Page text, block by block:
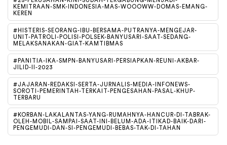
KEMITRAAN-SMK-INDONESIA-MAS-WOOOWW-DOMAS-EMANG-
KEREN
#HISTERIS-SEORANG-IBU-BERSAMA-PUTRANYA-MENGEJAR-
UNIT-PATROLI-POLISI-POLSEK-BANYUSARI-SAAT-SEDANG-
MELAKSANAKAN-GIAT-KAMTIBMAS
#PANITIA-IKA-SMPN-BANYUSARI-PERSIAPKAN-REUNI-AKBAR-
JILID-II-2023
#JAJARAN-REDAKSI-SERTA-JURNALIS-MEDIA-INFONEWS-
SOROTI-PEMERINTAH-TERKAIT-PENGESAHAN-PASAL-KHUP-
TERBARU
#KORBAN-LAKALANTAS-YANG-RUMAHNYA-HANCUR-DI-TABRAK-
OLEH-MOBIL-SAMPAI-SAAT-INI-BELUM-ADA-ITIKAD-BAIK-DARI-
PENGEMUDI-DAN-SI-PENGEMUDI-BEBAS-TAK-DI-TAHAN